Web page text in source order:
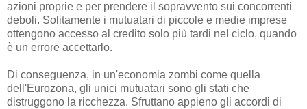
azioni proprie e per prendere il sopravvento sui concorrenti
deboli. Solitamente i mutuatari di piccole e medie imprese
ottengono accesso al credito solo più tardi nel ciclo, quando
è un errore accettarlo.
Di conseguenza, in un'economia zombi come quella
dell'Eurozona, gli unici mutuatari sono gli stati che
distruggono la ricchezza. Sfruttano appieno gli accordi di